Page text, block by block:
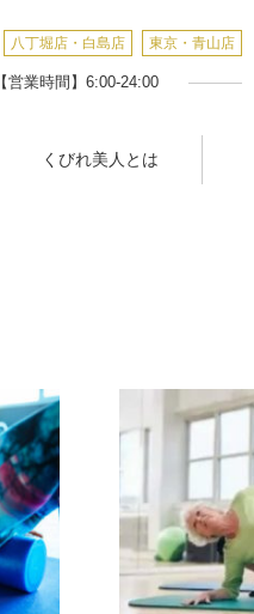
八丁堀店・白島店 東京・青山店
【営業時間】6:00-24:00
くびれ美人とは